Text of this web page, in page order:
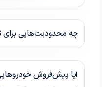
چه محدودیت‌هایی برای
آیا پیش‌فروش